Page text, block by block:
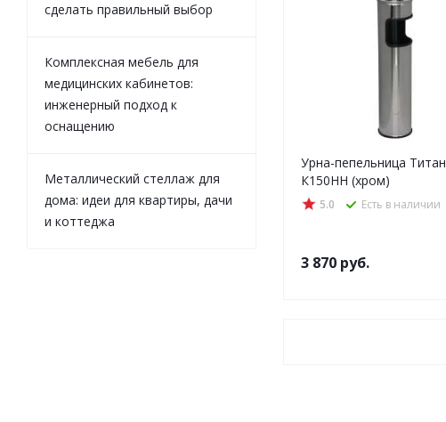
Урна-пепельница Титан
К150НН (хром)
5.0 Есть в наличии
3 870 руб.
сделать правильный выбор
Комплексная мебель для
медицинских кабинетов:
инженерный подход к
оснащению
Металлический стеллаж для
дома: идеи для квартиры, дачи
и коттеджа